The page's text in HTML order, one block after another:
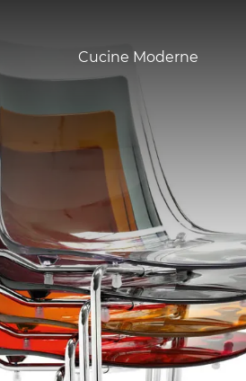
Cucine Moderne